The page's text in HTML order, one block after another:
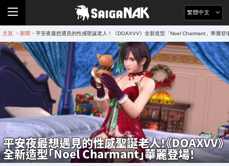
繁體中文
主頁 > 新聞 > 平安夜最想遇見的性感聖誕老人！《DOAXVV》全新造型「Noel Charmant」華麗登
平安夜最想遇見的性感聖誕老人！《DOAXVV》
全新造型「Noel Charmant」華麗登場！